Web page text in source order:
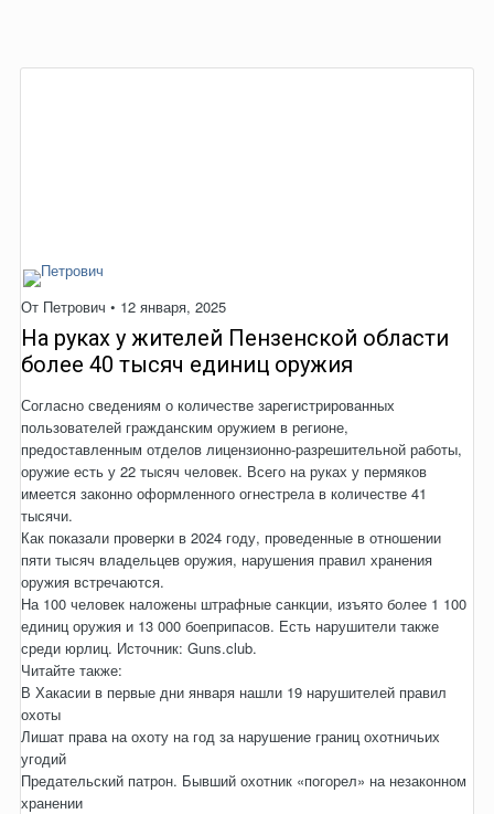
От Петрович • 12 января, 2025
На руках у жителей Пензенской области
более 40 тысяч единиц оружия
Согласно сведениям о количестве зарегистрированных
пользователей гражданским оружием в регионе,
предоставленным отделов лицензионно-разрешительной работы,
оружие есть у 22 тысяч человек. Всего на руках у пермяков
имеется законно оформленного огнестрела в количестве 41
тысячи.
Как показали проверки в 2024 году, проведенные в отношении
пяти тысяч владельцев оружия, нарушения правил хранения
оружия встречаются.
На 100 человек наложены штрафные санкции, изъято более 1 100
единиц оружия и 13 000 боеприпасов. Есть нарушители также
среди юрлиц. Источник: Guns.club.
Читайте также:
В Хакасии в первые дни января нашли 19 нарушителей правил
охоты
Лишат права на охоту на год за нарушение границ охотничьих
угодий
Предательский патрон. Бывший охотник «погорел» на незаконном
хранении